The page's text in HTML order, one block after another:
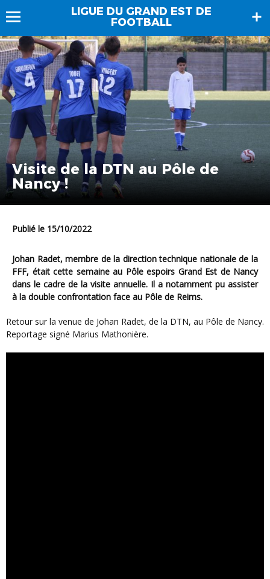
LIGUE DU GRAND EST DE
FOOTBALL
Visite de la DTN au Pôle de
Nancy !
Publié le 15/10/2022
Johan Radet, membre de la direction technique nationale de la
FFF, était cette semaine au Pôle espoirs Grand Est de Nancy
dans le cadre de la visite annuelle. Il a notamment pu assister
à la double confrontation face au Pôle de Reims.
Retour sur la venue de Johan Radet, de la DTN, au Pôle de Nancy.
Reportage signé Marius Mathonière.